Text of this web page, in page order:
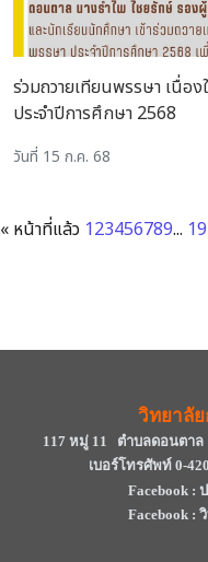
ร่วมถวายเทียนพรรษา เนื่อ
ประจำปีการศึกษา 2568
วันที่ 15 ก.ค. 68
« หน้าที่แล้ว 123456789... 19
วิทยาลั
117 หมู่ 11 ตำบลดอนตาล
เบอร์โทรศัพท์ 0-
Facebook :
Facebook :